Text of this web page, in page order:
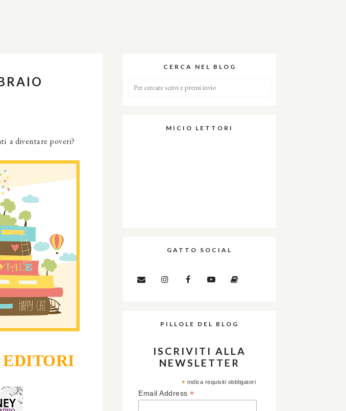
a diventare poveri?
EDITORI
CERCA NEL BLOG
MICIO LETTORI
GATTO SOCIAL
PILLOLE DEL BLOG
ISCRIVITI ALLA
NEWSLETTER
* indica requisiti obbligatori
Email Address *